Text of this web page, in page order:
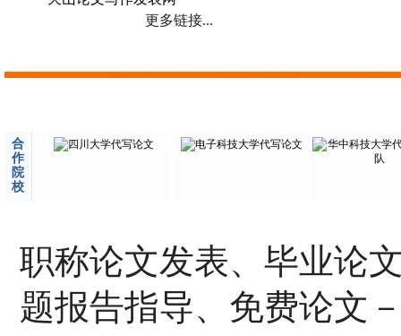
更多链接...
合
作
院
校
职称论文发表、毕业论
题报告指导、免费论文